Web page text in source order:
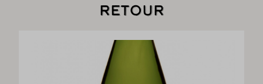
retour